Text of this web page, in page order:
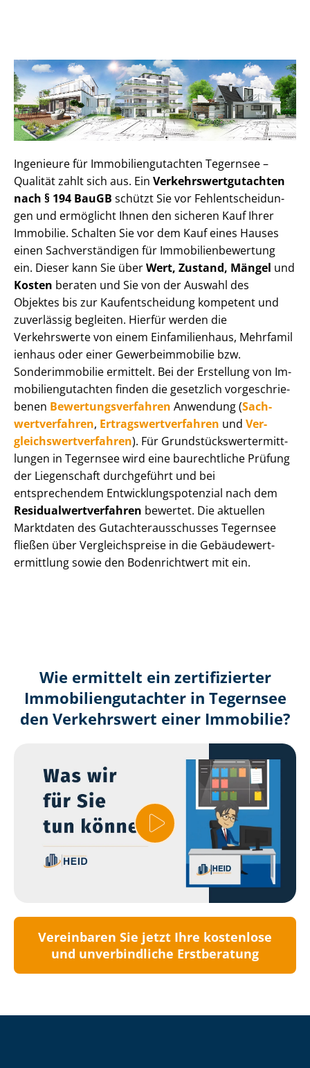
Ingenieure für Im­mo­bi­li­en­gut­ach­ten Tegernsee –
Qualität zahlt sich aus. Ein Ver­kehrs­wert­gut­ach­ten
nach § 194 BauGB schützt Sie vor Fehl­ent­schei­dun­
gen und ermöglicht Ihnen den sicheren Kauf Ihrer
Immobilie. Schalten Sie vor dem Kauf eines Hauses
einen Sach­ver­stän­di­gen für Im­mo­bi­li­en­be­wer­tung
ein. Dieser kann Sie überWert, Zustand, Mängel und
Kosten beraten und Sie von der Auswahl des
Objektes bis zur Kauf­ent­schei­dung kompetent und
zuverlässig begleiten. Hierfür werden die
Verkehrswerte von einem Einfamilienhaus, Mehr­fa­mi­l
i­en­haus oder einer Ge­wer­be­im­mo­bi­lie bzw.
Sonderimmobilie ermittelt. Bei der Erstellung von Im­
mo­bi­li­en­gut­ach­ten finden die gesetzlich vor­ge­schrie­
be­nen Be­wer­tungs­ver­fah­ren Anwendung (Sach­
wert­ver­fah­ren, Er­trags­wert­ver­fah­ren und Ver­
gleichs­wert­ver­fah­ren). Für Grund­stücks­wert­ermitt­
lun­gen in Tegernsee wird eine baurechtliche Prüfung
der Liegenschaft durchgeführt und bei
entsprechendem Ent­wick­lungs­po­ten­zi­al nach dem
Re­si­du­al­wert­ver­fah­ren bewertet. Die aktuellen
Marktdaten des Gut­ach­ter­aus­schus­ses Tegernsee
fließen über Ver­gleichs­prei­se in die Ge­bäu­de­wert­
ermitt­lung sowie den Bodenrichtwert mit ein.
Wie ermittelt ein zertifizierter
Immobilien­gutachter in Tegernsee
den Verkehrswert einer Immobilie?
Vereinbaren Sie jetzt Ihre kostenlose
und unverbindliche Erstberatung